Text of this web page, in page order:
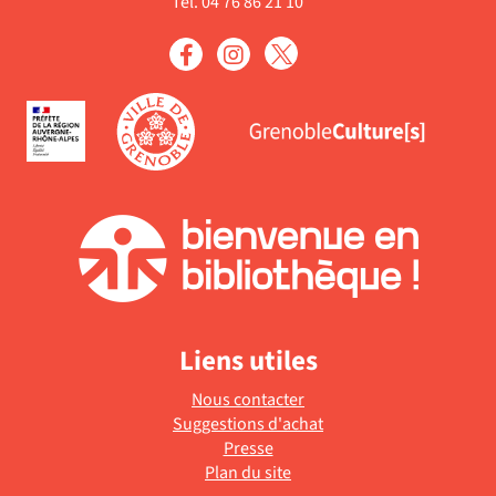
Liens utiles
Nous contacter
Suggestions d'achat
Presse
Plan du site